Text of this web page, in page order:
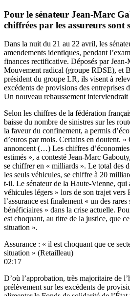
Pour le sénateur Jean-Marc
chiffrées par les assureurs sont
Dans la nuit du 21 au 22 avril, les
amendements identiques, pendant
finances rectificative. Déposés par Jean-
Mouvement radical (groupe RDSE), et
président du groupe LR, ils visent à
excédents de provisions des entreprises
Un nouveau rehaussement interviendrait
Selon les chiffres de la fédération
baisse du nombre de sinistres sur les
la faveur du confinement, a permis
d’euros par mois. Certains en doutent. «
annoncent (…) Les chiffres
estimés », a contesté Jean-Marc
se chiffrer en « milliards ». Le total des
les seuls véhicules, se chiffre à 20
t-il. Le sénateur de la Haute-Vienne, qui
véhicules légers » lors de son trajet vers
l’assurance est finalement « un des rares
bénéficiaires » dans la crise actuelle.
est choquant, au titre de la justice, que
situation ».
Assurance : « il est choquant que ce
situation » (Retailleau)
02:17
D’où l’approbation, très majoritaire de
prélèvement sur les excédents de